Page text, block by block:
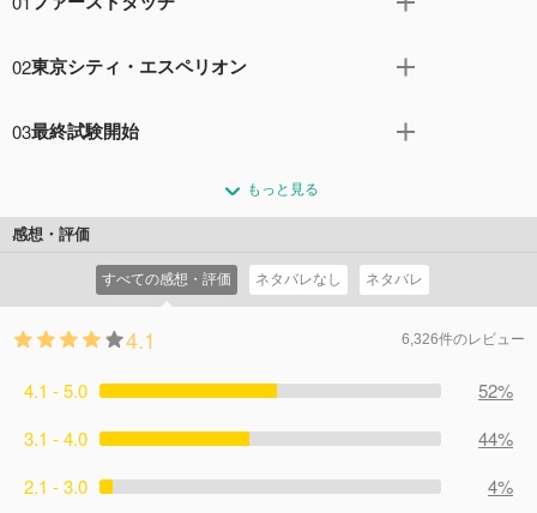
ー部のエース。中学最後の県大会、アシトの活躍によりチ
による挑発に激昂したアシトはレッドカードを貰い退場し
り込んでいたアシトのもとへ、Jリーグ・東京シティ・エ
男・福田達也が現れる。
02東京シティ・エスペリオン
受けに来いと誘われたアシトは、兄である瞬の後押しで単
アシトは、福田の義理の妹・一条花と出会い、会場へと案
内される。輝かしい経歴を誇る総勢86名の受験生が集まる
中で何の実績も持たないアシトだったが、緊張に手を震わ
せつつも「この中でサッカーができる」という高揚感を胸
にセレクションへ臨む。
03最終試験開始
スペリオンユースとの試合だった。そして福田は、「試合
中のどこかでお前らにあることを言う」と告げる。まわり
と意気込むアシト。試合開始直後から、アシトを中心にゴ
ールへ迫り、手ごたえを感じる受験生たちだが、阿久津を
始めとしたユースチームの緩慢なプレーに違和感を覚え始
コメント14件拍手31回
もっと見る
感想・評価
すべての感想・評価 ネタバレなし ネタバレ
4.1 6,326件のレビュー
4.1 - 5.0
52%
3.1 - 4.0
44%
2.1 - 3.0
4%